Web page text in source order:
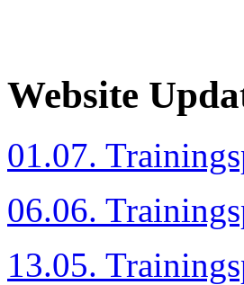
Website
01.07.
06.06.
13.05.